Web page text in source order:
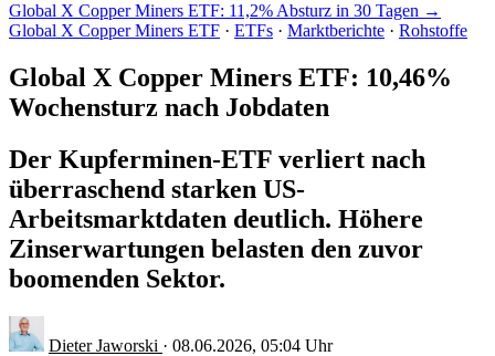
Global X Copper Miners ETF: 11,2% Absturz in 30 Tagen →
Global X Copper Miners ETF · ETFs · Marktberichte · Rohstoffe
Global X Copper Miners ETF: 10,46%
Wochensturz nach Jobdaten
Der Kupferminen-ETF verliert nach
überraschend starken US-
Arbeitsmarktdaten deutlich. Höhere
Zinserwartungen belasten den zuvor
boomenden Sektor.
Dieter Jaworski · 08.06.2026, 05:04 Uhr